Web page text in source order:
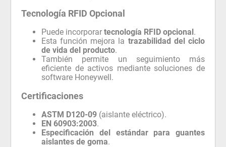
Tecnología RFID Opcional
Puede incorporartecnología RFID opcional.
Esta función mejora la trazabilidad del ciclo
de vida del producto.
También permite un seguimiento más
eficiente de activos mediante soluciones de
software Honeywell.
Certificaciones
ASTM D120-09 (aislante eléctrico).
EN 60903:2003.
Especificación del estándar para guantes
aislantes de goma.